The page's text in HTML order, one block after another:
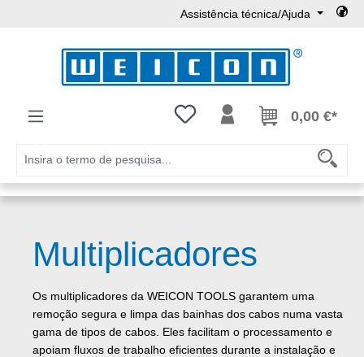
Assistência técnica/Ajuda
Tem 0 itens da lista de desejos
0,00 €*
Multiplicadores
Os multiplicadores da WEICON TOOLS garantem uma
remoção segura e limpa das bainhas dos cabos numa vasta
gama de tipos de cabos. Eles facilitam o processamento e
apoiam fluxos de trabalho eficientes durante a instalação e